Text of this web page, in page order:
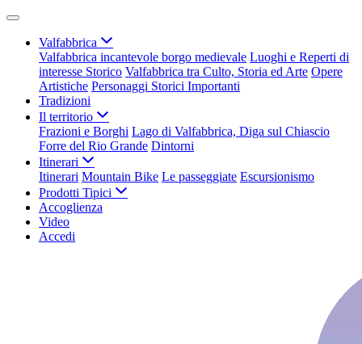
Valfabbrica
Valfabbrica incantevole borgo medievale Luoghi e Reperti di
interesse Storico Valfabbrica tra Culto, Storia ed Arte Opere
Artistiche Personaggi Storici Importanti
Tradizioni
Il territorio
Frazioni e Borghi Lago di Valfabbrica, Diga sul Chiascio
Forre del Rio Grande Dintorni
Itinerari
Itinerari Mountain Bike Le passeggiate Escursionismo
Prodotti Tipici
Accoglienza
Video
Accedi